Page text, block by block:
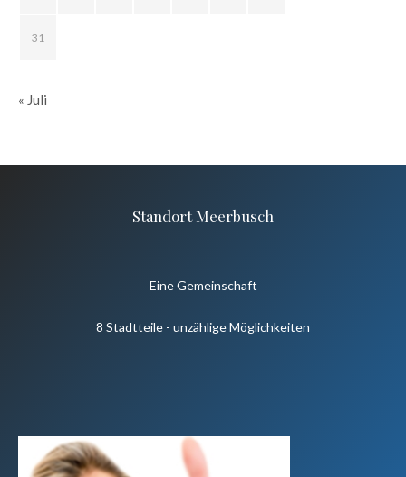
31
« Juli
Standort Meerbusch
Eine Gemeinschaft
8 Stadtteile - unzählige Möglichkeiten